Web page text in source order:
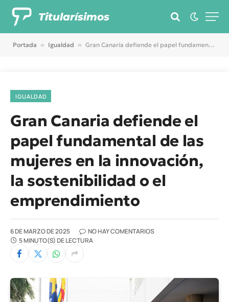
Titularísimos
Portada » Igualdad » Gran Canaria defiende el papel fundamental de las mujeres en la innovación, la sostenibilidad o el emprendimiento
IGUALDAD
Gran Canaria defiende el
papel fundamental de las
mujeres en la innovación,
la sostenibilidad o el
emprendimiento
6 DE MARZO DE 2025
NO HAY COMENTARIOS
5 MINUTO(S) DE LECTURA